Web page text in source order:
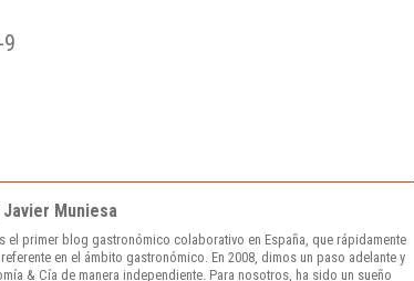
Javier Muniesa
el primer blog gastronómico colaborativo en España, que rápidamente
en el ámbito gastronómico. En 2008, dimos un paso adelante y
& Cía de manera independiente. Para nosotros, ha sido un sueño